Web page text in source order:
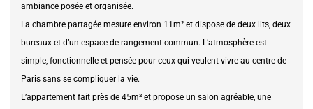
ambiance posée et organisée.
La chambre partagée mesure environ 11m² et dispose de deux lits, deux
bureaux et d’un espace de rangement commun. L’atmosphère est
simple, fonctionnelle et pensée pour ceux qui veulent vivre au centre de
Paris sans se compliquer la vie.
L’appartement fait près de 45m² et propose un salon agréable, une